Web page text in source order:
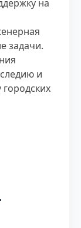
на
задачи.
и